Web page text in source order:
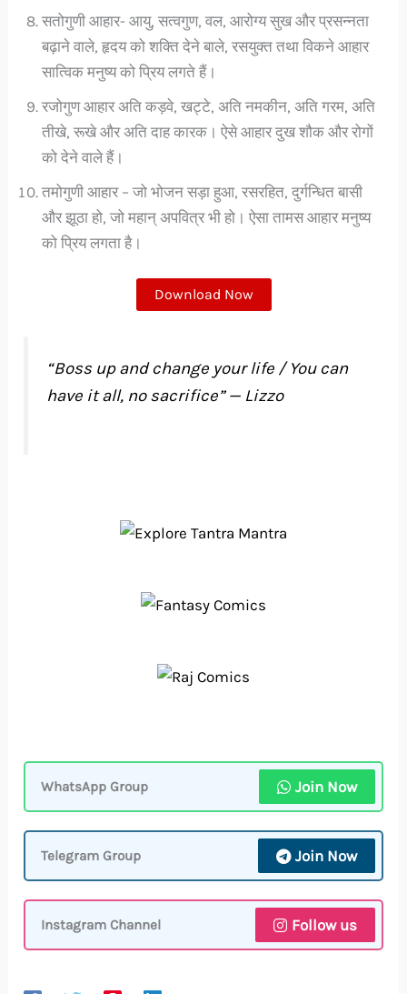
सतोगुणी आहार- आयु, सत्वगुण, वल, आरोग्य सुख और प्रसन्नता
बढ़ाने वाले, हृदय को शक्ति देने बाले, रसयुक्त तथा विकने आहार
सात्विक मनुष्य को प्रिय लगते हैं।
रजोगुण आहार अति कड़वे, खट्टे, अति नमकीन, अति गरम, अति
तीखे, रूखे और अति दाह कारक। ऐसे आहार दुख शौक और रोगों
को देने वाले हैं।
तमोगुणी आहार – जो भोजन सड़ा हुआ, रसरहित, दुर्गन्धित बासी
और झूठा हो, जो महान् अपवित्र भी हो। ऐसा तामस आहार मनुष्य
को प्रिय लगता है।
Download Now
“Boss up and change your life / You can
have it all, no sacrifice” — Lizzo
WhatsApp Group Join Now
Telegram Group Join Now
Instagram Channel Follow us